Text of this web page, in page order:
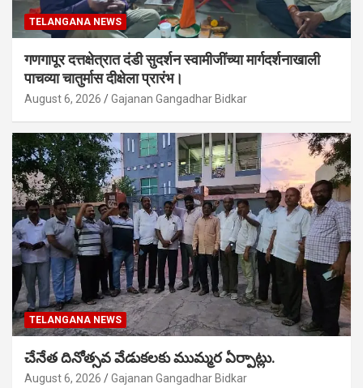
TELANGANA NEWS
गणगापूर दत्तक्षेत्रात दंडी सुदर्शन स्वामीजींच्या मार्गदर्शनाखाली
पाचव्या चातुर्मास दीक्षेला प्रारंभ।
August 6, 2026 Gajanan Gangadhar Bidkar
TELANGANA NEWS
చేనేత దినోత్సవ వేడుకలకు ముమ్మర ఏర్పాట్లు.
August 6, 2026 Gajanan Gangadhar Bidkar